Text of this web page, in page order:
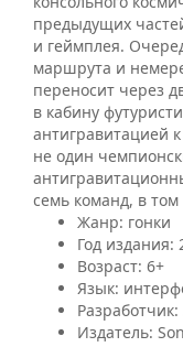
предыдущих
и геймплея.
маршрута и
переносит через
в кабину
антигравитацией
не один
семь команд, в
Жанр: гонки
Год издания:
Возраст: 6+
Язык:
Издатель: